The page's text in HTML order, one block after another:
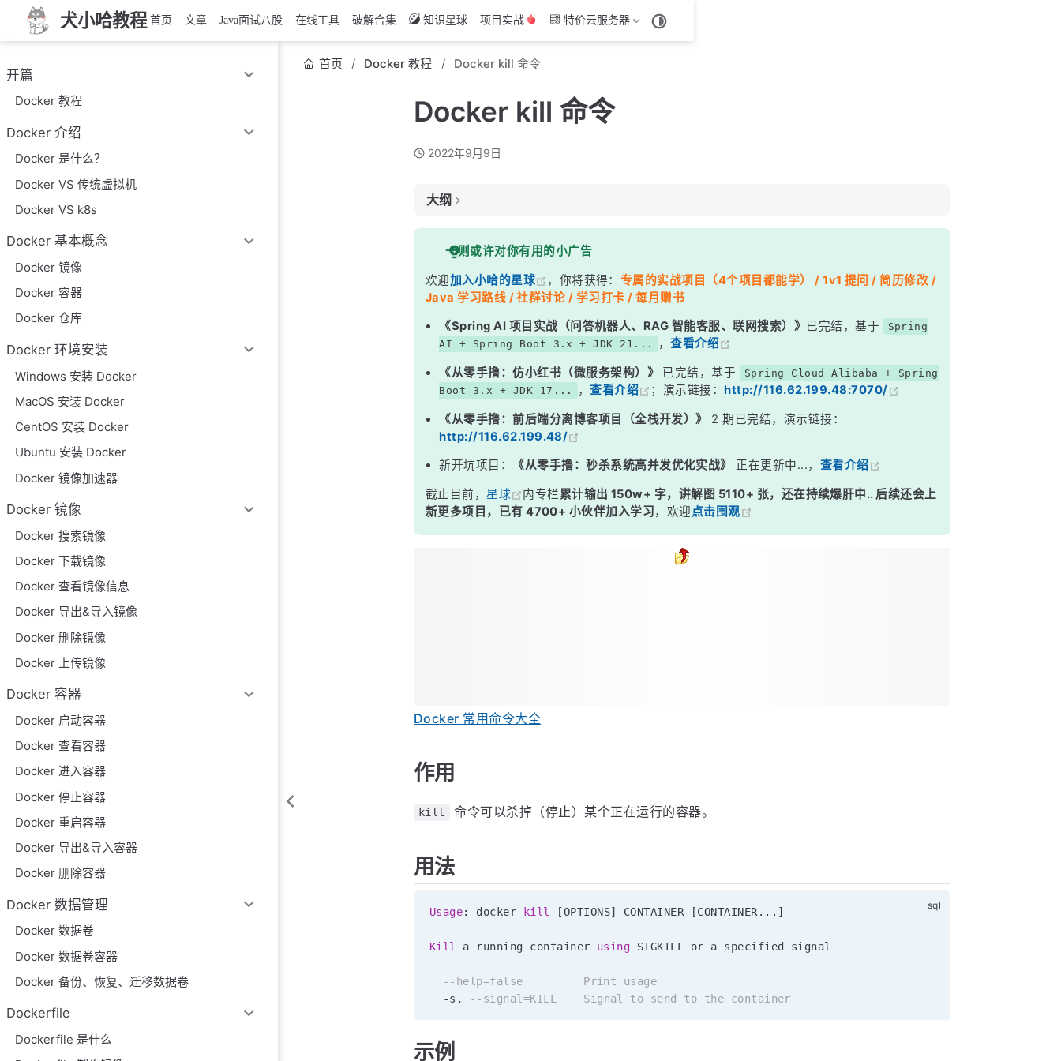
犬小哈教程 首页 文章 Java面试八股 在线工具 破解合集 知识星球 项目实战 特价云服务器
开篇
Docker 教程
Docker 介绍
Docker 是什么？
Docker VS 传统虚拟机
Docker VS k8s
Docker 基本概念
Docker 镜像
Docker 容器
Docker 仓库
Docker 环境安装
Windows 安装 Docker
MacOS 安装 Docker
CentOS 安装 Docker
Ubuntu 安装 Docker
Docker 镜像加速器
Docker 镜像
Docker 搜索镜像
Docker 下载镜像
Docker 查看镜像信息
Docker 导出&导入镜像
Docker 删除镜像
Docker 上传镜像
Docker 容器
Docker 启动容器
Docker 查看容器
Docker 进入容器
Docker 停止容器
Docker 重启容器
Docker 导出&导入容器
Docker 删除容器
Docker 数据管理
Docker 数据卷
Docker 数据卷容器
Docker 备份、恢复、迁移数据卷
Dockerfile
Dockerfile 是什么
首页 Docker 教程 Docker kill 命令
Docker kill 命令
2022年9月9日
大纲
作用
示例
一则或许对你有用的小广告
欢迎加入小哈的星球 ，你将获得： 专属的实战项目（4个项目都能学） / 1v1 提问 / 简历修改 /
Java 学习路线 / 社群讨论 / 学习打卡 / 每月赠书
《Spring AI 项目实战（问答机器人、RAG 智能客服、联网搜索）》 已完结，基于
Spring
AI + Spring Boot 3.x + JDK 21...
，查看介绍
《从零手撸：仿小红书（微服务架构）》 已完结，基于
Spring Cloud Alibaba + Spring
Boot 3.x + JDK 17...
，查看介绍 ；演示链接：http://116.62.199.48:7070/
《从零手撸：前后端分离博客项目（全栈开发）》
2 期已完结，演示链接：
http://116.62.199.48/
新开坑项目： 《从零手撸：秒杀系统高并发优化实战》 正在更新中...， 查看介绍
截止目前， 星球 内专栏累计输出 150w+ 字，讲解图 5110+ 张，还在持续爆肝中.. 后续还会上
新更多项目，已有 4700+ 小伙伴加入学习，欢迎点击围观
Docker 常用命令大全
作用
kill 命令可以杀掉（停止）某个正在运行的容器。
用法
Usage: docker kill [OPTIONS] CONTAINER [CONTAINER . . . ]
Kill a running container using SIGKILL or a specified signal
--help=false         Print usage
-s , --signal=KILL    Signal to send to the container
示例